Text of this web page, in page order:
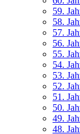
59.
58.
57.
56.
55.
54.
53.
52.
51.
50.
49.
48.